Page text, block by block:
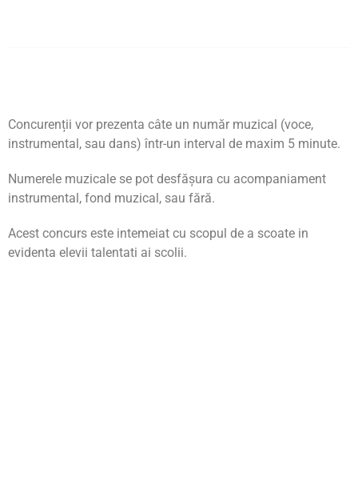
Concurenții vor prezenta câte un număr muzical (voce,
instrumental, sau dans) într-un interval de maxim 5 minute.
Numerele muzicale se pot desfășura cu acompaniament
instrumental, fond muzical, sau fără.
Acest concurs este intemeiat cu scopul de a scoate in
evidenta elevii talentati ai scolii.